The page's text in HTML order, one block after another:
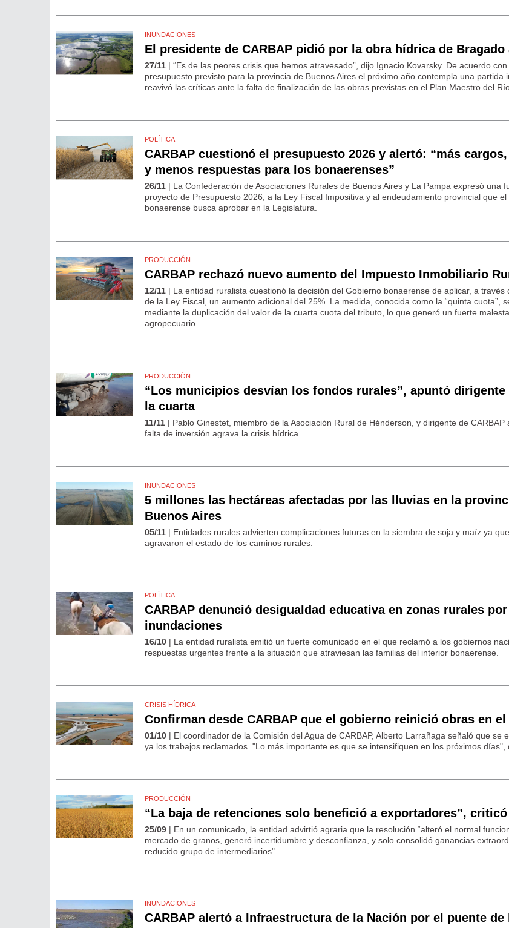
INUNDACIONES
El presidente de CARBAP pidió por la obra hídrica de Bragado
27/11 | “Es de las peores crisis que hemos atravesado”, dijo Ignacio Kovarsky. De acuerdo
presupuesto previsto para la provincia de Buenos Aires el próximo año contempla una partida
reavivó las críticas ante la falta de finalización de las obras previstas en el Plan Maestro del
POLÍTICA
CARBAP cuestionó el presupuesto 2026 y alertó: “más
y menos respuestas para los bonaerenses”
26/11 | La Confederación de Asociaciones Rurales de Buenos Aires y La Pampa expresó una
proyecto de Presupuesto 2026, a la Ley Fiscal Impositiva y al endeudamiento provincial que
bonaerense busca aprobar en la Legislatura.
PRODUCCIÓN
CARBAP rechazó nuevo aumento del Impuesto Inmobiliario
12/11 | La entidad ruralista cuestionó la decisión del Gobierno bonaerense de aplicar, a través
de la Ley Fiscal, un aumento adicional del 25%. La medida, conocida como la “quinta cuota”,
mediante la duplicación del valor de la cuarta cuota del tributo, lo que generó un fuerte
agropecuario.
PRODUCCIÓN
“Los municipios desvían los fondos rurales”, apuntó dirigente
la cuarta
11/11 | Pablo Ginestet, miembro de la Asociación Rural de Hénderson, y dirigente de CARBAP
falta de inversión agrava la crisis hídrica.
INUNDACIONES
5 millones las hectáreas afectadas por las lluvias en la
Buenos Aires
05/11 | Entidades rurales advierten complicaciones futuras en la siembra de soja y maíz ya
agravaron el estado de los caminos rurales.
POLÍTICA
CARBAP denunció desigualdad educativa en zonas rurales
inundaciones
16/10 | La entidad ruralista emitió un fuerte comunicado en el que reclamó a los gobiernos
respuestas urgentes frente a la situación que atraviesan las familias del interior bonaerense.
CRISIS HÍDRICA
Confirman desde CARBAP que el gobierno reinició obras en el
01/10 | El coordinador de la Comisión del Agua de CARBAP, Alberto Larrañaga señaló que se
ya los trabajos reclamados. "Lo más importante es que se intensifiquen en los próximos días",
PRODUCCIÓN
“La baja de retenciones solo benefició a exportadores”, criticó
25/09 | En un comunicado, la entidad advirtió agraria que la resolución “alteró el normal
mercado de granos, generó incertidumbre y desconfianza, y solo consolidó ganancias
reducido grupo de intermediarios".
INUNDACIONES
CARBAP alertó a Infraestructura de la Nación por el puente de